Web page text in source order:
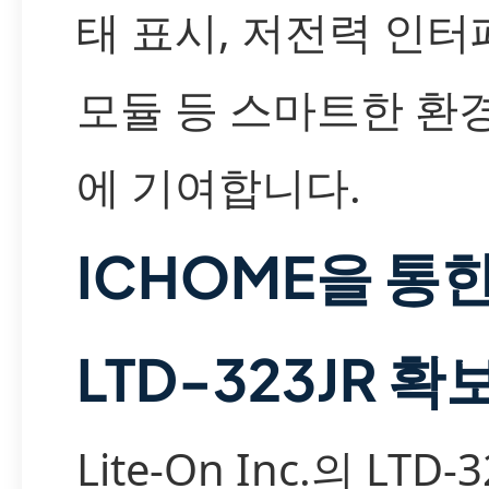
태 표시, 저전력 인터
모듈 등 스마트한 환
에 기여합니다.
ICHOME을 통
LTD-323JR 확
Lite-On Inc.의 LTD-